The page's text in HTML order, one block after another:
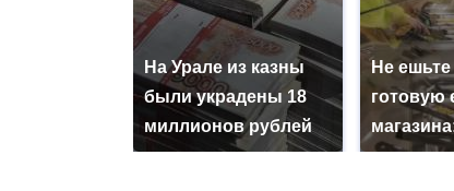
На Урале из казны
были украдены 18
миллионов рублей
Не ешьте
готовую